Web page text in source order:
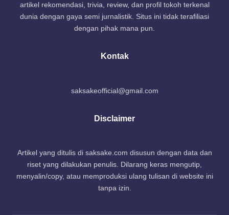
artikel rekomendasi, trivia, review, dan profil tokoh terkenal
dunia dengan gaya semi jurnalistik. Situs ini tidak terafiliasi
dengan pihak mana pun.
Kontak
saksakeofficial@gmail.com
Disclaimer
Artikel yang ditulis di saksake.com disusun dengan data dan
riset yang dilakukan penulis. Dilarang keras mengutip,
menyalin/copy, atau memproduksi ulang tulisan di website ini
tanpa izin.